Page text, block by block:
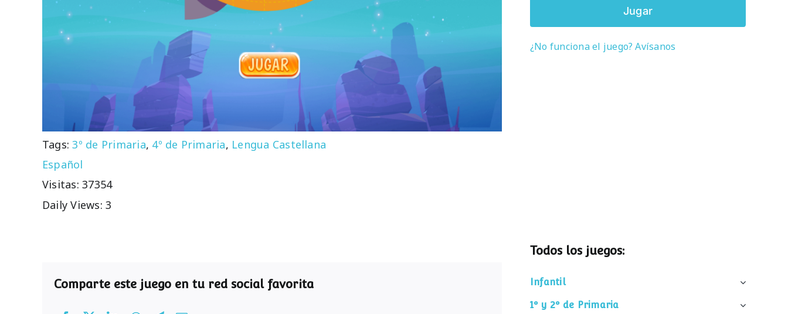
Tags:3º de Primaria, 4º de Primaria, Lengua Castellana
Español
Visitas: 37354
Daily Views: 3
Jugar
¿No funciona el juego? Avísanos
Comparte este juego en tu red social favorita
Todos los juegos:
Infantil
1º y 2º de Primaria